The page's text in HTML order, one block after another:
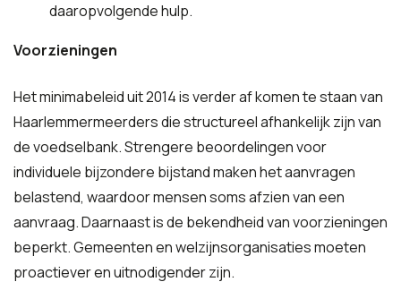
daaropvolgende hulp.
Voorzieningen
Het minimabeleid uit 2014 is verder af komen te staan van
Haarlemmermeerders die structureel afhankelijk zijn van
de voedselbank. Strengere beoordelingen voor
individuele bijzondere bijstand maken het aanvragen
belastend, waardoor mensen soms afzien van een
aanvraag. Daarnaast is de bekendheid van voorzieningen
beperkt. Gemeenten en welzijnsorganisaties moeten
proactiever en uitnodigender zijn.